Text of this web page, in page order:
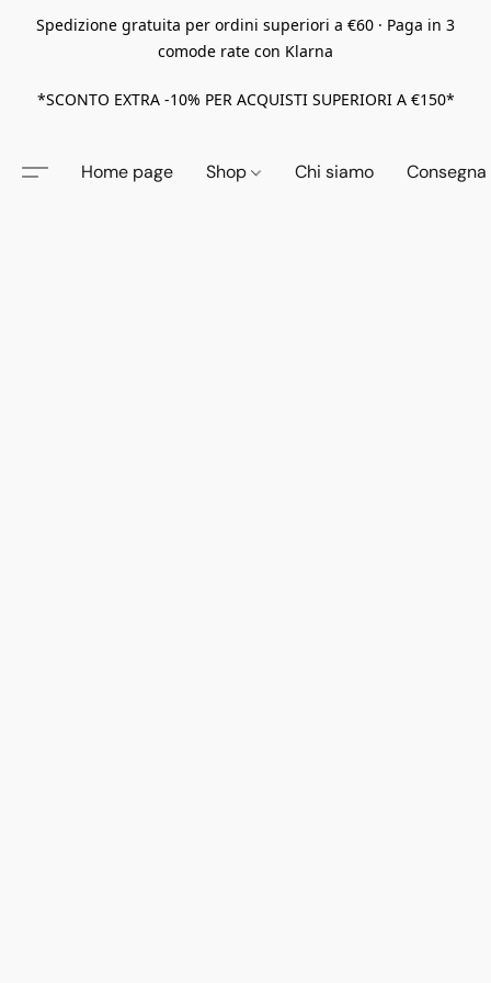
Spedizione gratuita per ordini superiori a €60 · Paga in 3
comode rate con Klarna
*SCONTO EXTRA -10% PER ACQUISTI SUPERIORI A €150*
Home page Shop Chi siamo Consegna